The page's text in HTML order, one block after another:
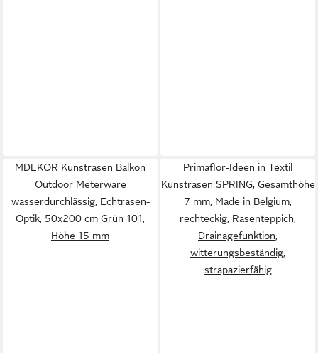
MDEKOR Kunstrasen Balkon
Outdoor Meterware
wasserdurchlässig, Echtrasen-
Optik, 50x200 cm Grün 101,
Höhe 15 mm
Primaflor-Ideen in Textil
Kunstrasen SPRING, Gesamthöhe
7 mm, Made in Belgium,
rechteckig, Rasenteppich,
Drainagefunktion,
witterungsbeständig,
strapazierfähig